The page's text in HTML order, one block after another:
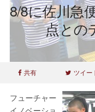
8/8に佐川急
点との
共有 ツイー
フューチャー